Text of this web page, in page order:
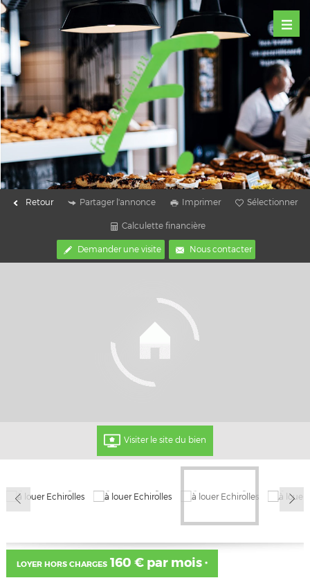
Retour Partager l'annonce Imprimer Sélectionner
Calculette financière
Demander une visite Nous contacter
Visiter le site du bien
LOYER HORS CHARGES160 € par mois *